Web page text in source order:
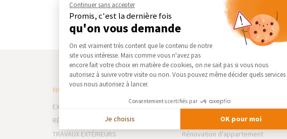
NOS DOMAINES D’INTERVENTION
EXTENSION
RÉNOVATION INTÉRIEURE
TRAVAUX EXTÉRIEURS
Rénovation de résidence
Rénovation de Maison
Rénovation d'appartement
Continuer sans accepter
Promis, c'est la dernière fois
qu'on vous demande
Plateforme de Gestion du Consentement
On est vraiment très content que le contenu de notre
site vous intéresse. Mais comme vous n'avez pas
encore fait votre choix en matière de cookies, on ne sait pas si vous nous
autorisez à suivre votre visite ou non. Vous pouvez même décider quels services
vous nous autorisez à lancer.
Consentements certifiés par
Je choisis OK pour moi
Axeptio consent